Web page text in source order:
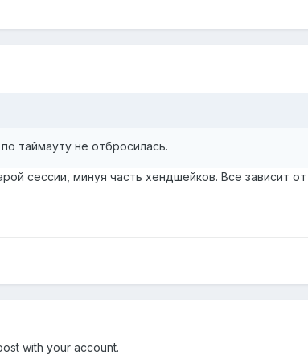
таймауту не отбросилась.
сессии, минуя часть хендшейков. Все зависит
with your account.